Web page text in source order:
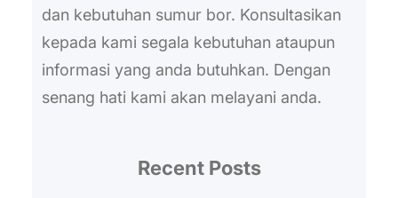
dan kebutuhan sumur bor. Konsultasikan
kepada kami segala kebutuhan ataupun
informasi yang anda butuhkan. Dengan
senang hati kami akan melayani anda.
Recent Posts